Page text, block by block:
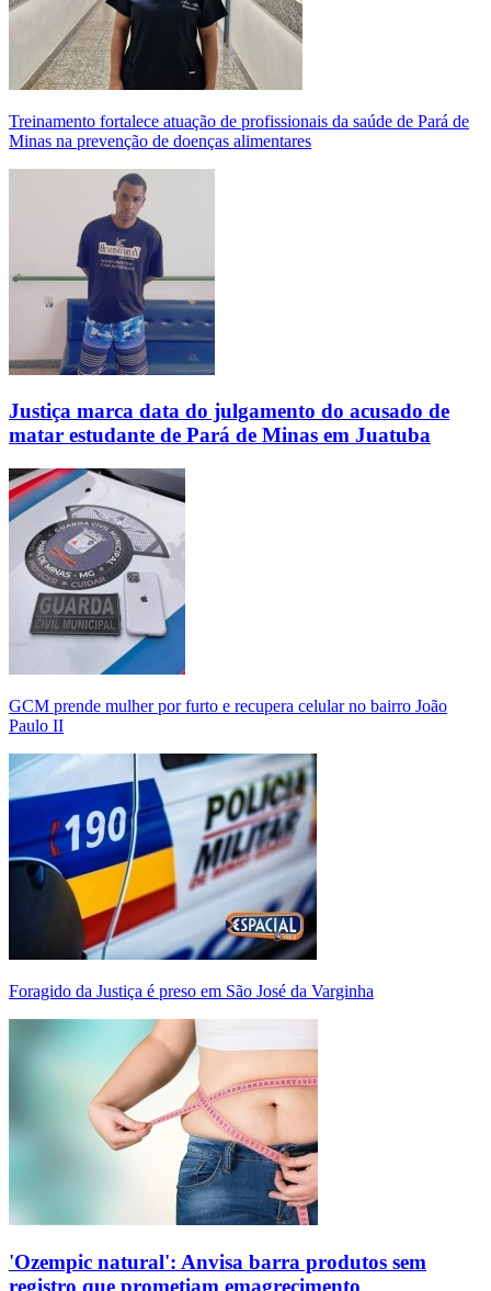
Treinamento fortalece atuação de profissionais da saúde de Pará de
Minas na prevenção de doenças alimentares
Justiça marca data do julgamento do acusado de
matar estudante de Pará de Minas em Juatuba
GCM prende mulher por furto e recupera celular no bairro João
Paulo II
Foragido da Justiça é preso em São José da Varginha
'Ozempic natural': Anvisa barra produtos sem
registro que prometiam emagrecimento